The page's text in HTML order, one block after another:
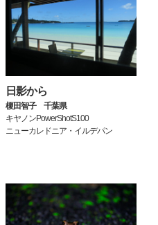
日影から
榎田智子 千葉県
キヤノンPowerShotS100
ニューカレドニア・イルデパン